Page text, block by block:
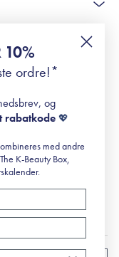
10%
ordre!*
og
rabatkode 💖
med andre
K-Beauty Box,